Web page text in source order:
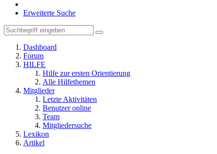
Erweiterte Suche
Dashboard
Forum
HILFE
Hilfe zur ersten Orientierung
Alle Hilfethemen
Mitglieder
Letzte Aktivitäten
Benutzer online
Team
Mitgliedersuche
Lexikon
Artikel